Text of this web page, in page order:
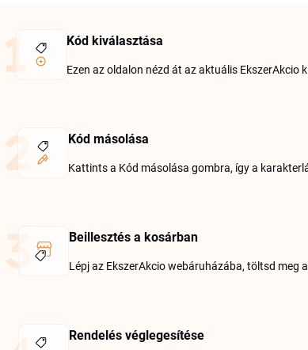
Kód kiválasztása
Ezen az oldalon nézd át az aktuális
Kód másolása
Kattints a Kód másolása gombra, így a
Beillesztés a kosárban
Lépj az EkszerAkcio webáruházába, töltsd meg
Rendelés véglegesítése